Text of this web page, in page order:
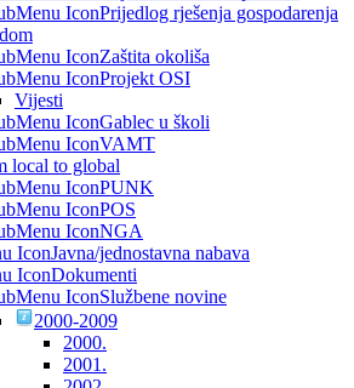
Prijedlog rješenja gospodarenja
Zaštita okoliša
Projekt OSI
Vijesti
Gablec u školi
VAMT
local to global
PUNK
POS
NGA
Javna/jednostavna nabava
Dokumenti
Službene novine
2000-2009
2000.
2001.